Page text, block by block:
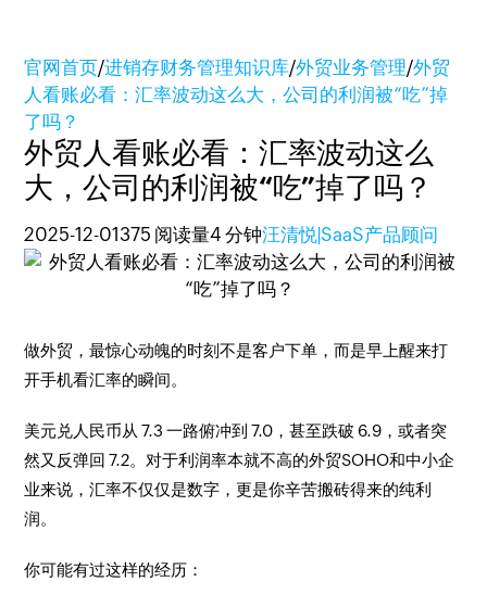
官网首页/进销存财务管理知识库/外贸业务管理/外贸
人看账必看：汇率波动这么大，公司的利润被“吃”掉
了吗？
外贸人看账必看：汇率波动这么
大，公司的利润被“吃”掉了吗？
2025-12-01 375 阅读量4 分钟汪清悦|SaaS产品顾问
做外贸，最惊心动魄的时刻不是客户下单，而是早上醒来打
开手机看汇率的瞬间。
美元兑人民币从 7.3 一路俯冲到 7.0，甚至跌破 6.9，或者突
然又反弹回 7.2。对于利润率本就不高的外贸SOHO和中小企
业来说，汇率不仅仅是数字，更是你辛苦搬砖得来的纯利
润。
你可能有过这样的经历：